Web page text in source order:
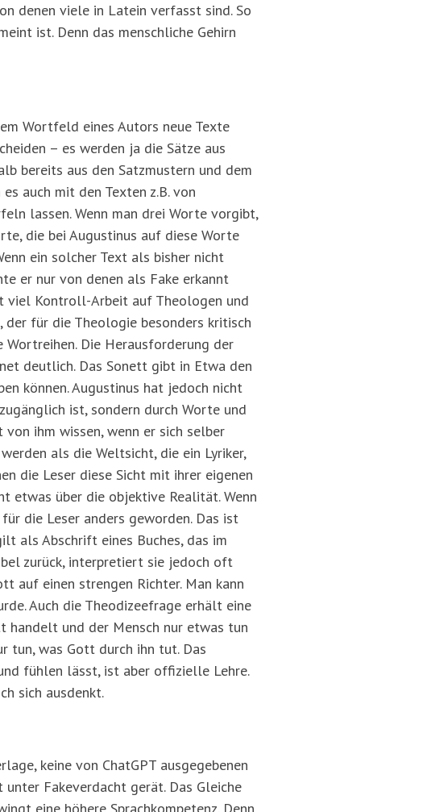
denen viele in Latein verfasst sind. So
ist. Denn das menschliche Gehirn
Wortfeld eines Autors neue Texte
– es werden ja die Sätze aus
bereits aus den Satzmustern und dem
auch mit den Texten z.B. von
lassen. Wenn man drei Worte vorgibt,
die bei Augustinus auf diese Worte
ein solcher Text als bisher nicht
er nur von denen als Fake erkannt
viel Kontroll-Arbeit auf Theologen und
für die Theologie besonders kritisch
Die Herausforderung der
deutlich. Das Sonett gibt in Etwa den
können. Augustinus hat jedoch nicht
ist, sondern durch Worte und
ihm wissen, wenn er sich selber
als die Weltsicht, die ein Lyriker,
die Leser diese Sicht mit ihrer eigenen
etwas über die objektive Realität. Wenn
die Leser anders geworden. Das ist
als Abschrift eines Buches, das im
zurück, interpretiert sie jedoch oft
auf einen strengen Richter. Man kann
Auch die Theodizeefrage erhält eine
handelt und der Mensch nur etwas tun
tun, was Gott durch ihn tut. Das
fühlen lässt, ist aber offizielle Lehre.
sich ausdenkt.
keine von ChatGPT ausgegebenen
Fakeverdacht gerät. Das Gleiche